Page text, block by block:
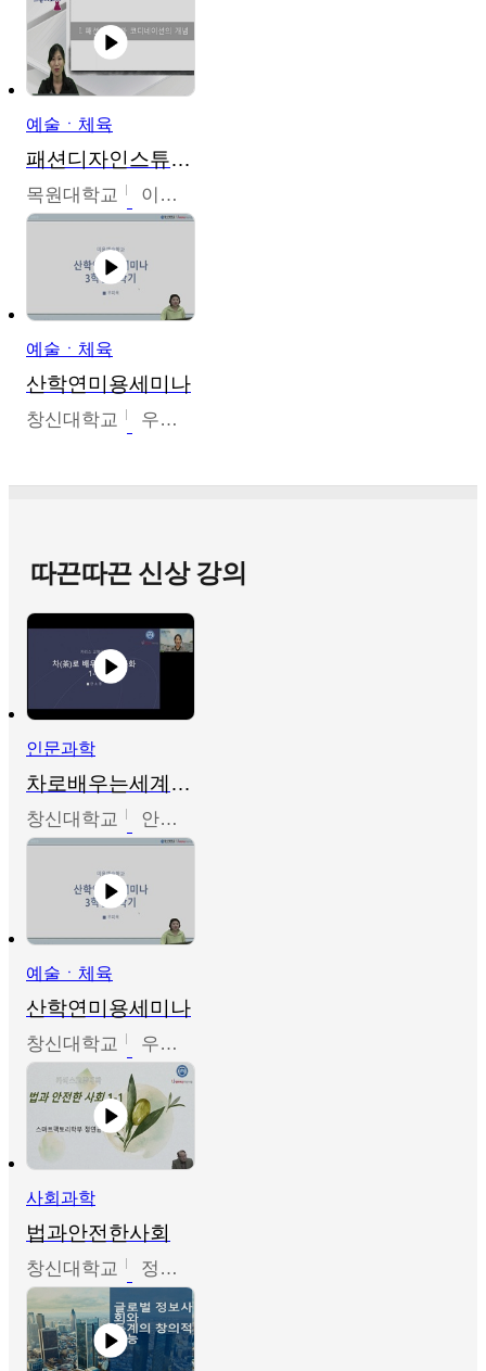
예술ㆍ체육
패션디자인스튜디오
목원대학교 이건희
예술ㆍ체육
산학연미용세미나
창신대학교 우미옥,오윤경,박선이
따끈따끈 신상 강의
인문과학
차로배우는세계문화
창신대학교 안소영
예술ㆍ체육
산학연미용세미나
창신대학교 우미옥,오윤경,박선이
사회과학
법과안전한사회
창신대학교 정연균